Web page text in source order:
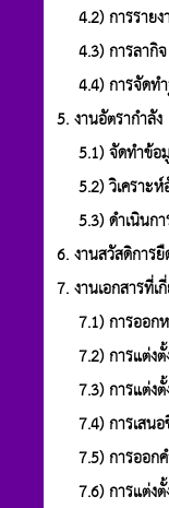
4.2) การรายง
4.3) การลากิจ
4.4) การจัดทำ
5. งานอัตรากำลัง
5.1) จัดทำข้อมู
5.2) วิเคราะห์อั
5.3) ดำเนินกา
6. งานสวัสดิการ
7. งานเอกสารที่
7.1) การออกห
7.2) การแต่งตั้
7.3) การแต่งตั้
7.4) การเสนอ
7.5) การออกค
7.6) การแต่งตั้